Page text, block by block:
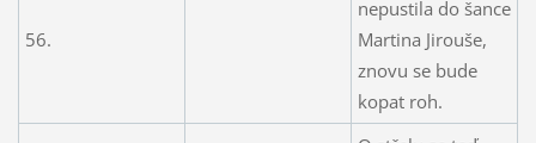
56.
nepustila do šance
Martina Jirouše,
znovu se bude
kopat roh.